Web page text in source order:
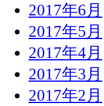
2017年6月
2017年5月
2017年4月
2017年3月
2017年2月